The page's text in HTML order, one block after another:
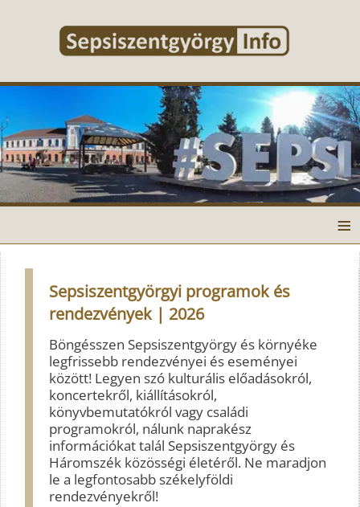
≡
Sepsiszentgyörgyi programok és
rendezvények | 2026
Böngésszen Sepsiszentgyörgy és környéke
legfrissebb rendezvényei és eseményei
között! Legyen szó kulturális előadásokról,
koncertekről, kiállításokról,
könyvbemutatókról vagy családi
programokról, nálunk naprakész
információkat talál Sepsiszentgyörgy és
Háromszék közösségi életéről. Ne maradjon
le a legfontosabb székelyföldi
rendezvényekről!